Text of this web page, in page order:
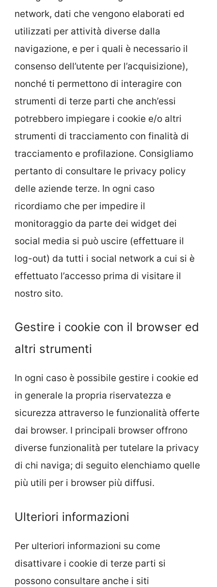
network, dati che vengono elaborati ed
utilizzati per attività diverse dalla
navigazione, e per i quali è necessario il
consenso dell’utente per l’acquisizione),
nonché ti permettono di interagire con
strumenti di terze parti che anch’essi
potrebbero impiegare i cookie e/o altri
strumenti di tracciamento con finalità di
tracciamento e profilazione. Consigliamo
pertanto di consultare le privacy policy
delle aziende terze. In ogni caso
ricordiamo che per impedire il
monitoraggio da parte dei widget dei
social media si può uscire (effettuare il
log-out) da tutti i social network a cui si è
effettuato l’accesso prima di visitare il
nostro sito.
Gestire i cookie con il browser ed
altri strumenti
In ogni caso è possibile gestire i cookie ed
in generale la propria riservatezza e
sicurezza attraverso le funzionalità offerte
dai browser. I principali browser offrono
diverse funzionalità per tutelare la privacy
di chi naviga; di seguito elenchiamo quelle
più utili per i browser più diffusi.
Ulteriori informazioni
Per ulteriori informazioni su come
disattivare i cookie di terze parti si
possono consultare anche i siti